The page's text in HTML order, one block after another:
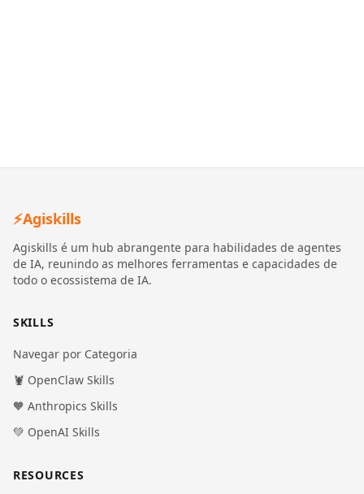
⚡Agiskills
Agiskills é um hub abrangente para habilidades de agentes
de IA, reunindo as melhores ferramentas e capacidades de
todo o ecossistema de IA.
SKILLS
Navegar por Categoria
🦞 OpenClaw Skills
🧡 Anthropics Skills
💚 OpenAI Skills
RESOURCES